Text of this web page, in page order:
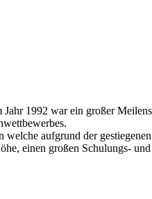
1992 war ein großer
aufgrund der
einen großen Schulungs-